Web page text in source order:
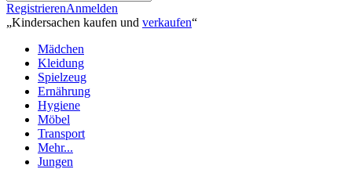
RegistrierenAnmelden
„Kindersachen kaufen und verkaufen“
Mädchen
Kleidung
Spielzeug
Ernährung
Hygiene
Möbel
Transport
Mehr...
Jungen